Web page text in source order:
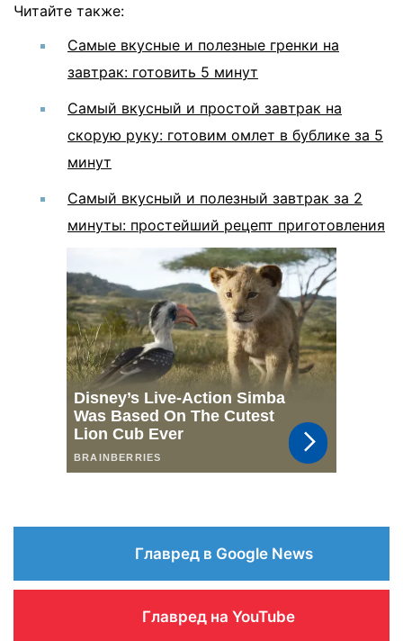
Читайте также:
Самые вкусные и полезные гренки на
завтрак: готовить 5 минут
Самый вкусный и простой завтрак на
скорую руку: готовим омлет в бублике за 5
минут
Самый вкусный и полезный завтрак за 2
минуты: простейший рецепт приготовления
Главред в Google News
Главред на YouTube